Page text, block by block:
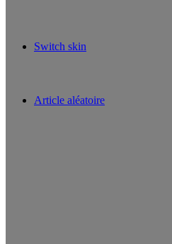
Switch skin
Article aléatoire